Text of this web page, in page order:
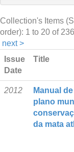
Collection's Items
order): 1 to 20 of 236
next >
Issue
Date
Title
2012
Manual
plano
da mata